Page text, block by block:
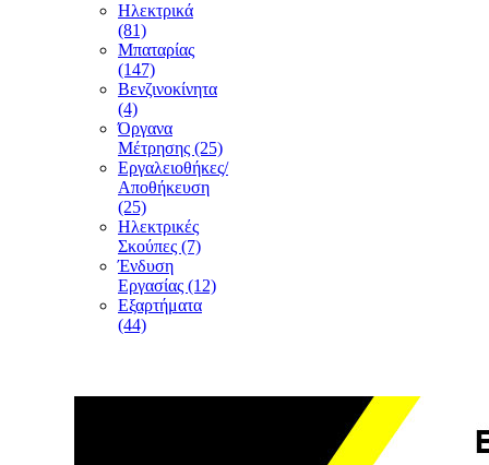
Ηλεκτρικά
(81)
Μπαταρίας
(147)
Βενζινοκίνητα
(4)
Όργανα
Μέτρησης (25)
Εργαλειοθήκες/
Αποθήκευση
(25)
Ηλεκτρικές
Σκούπες (7)
Ένδυση
Εργασίας (12)
Εξαρτήματα
(44)